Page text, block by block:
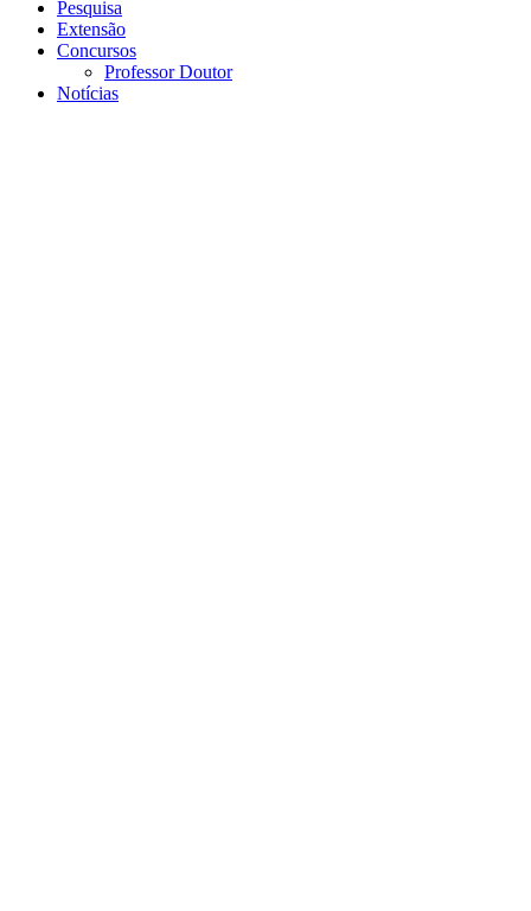
Pesquisa
Extensão
Concursos
Professor Doutor
Notícias